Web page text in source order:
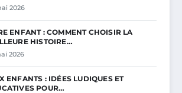
2026
ENFANT : COMMENT CHOISIR LA
HISTOIRE…
2026
ENFANTS : IDÉES LUDIQUES ET
POUR…